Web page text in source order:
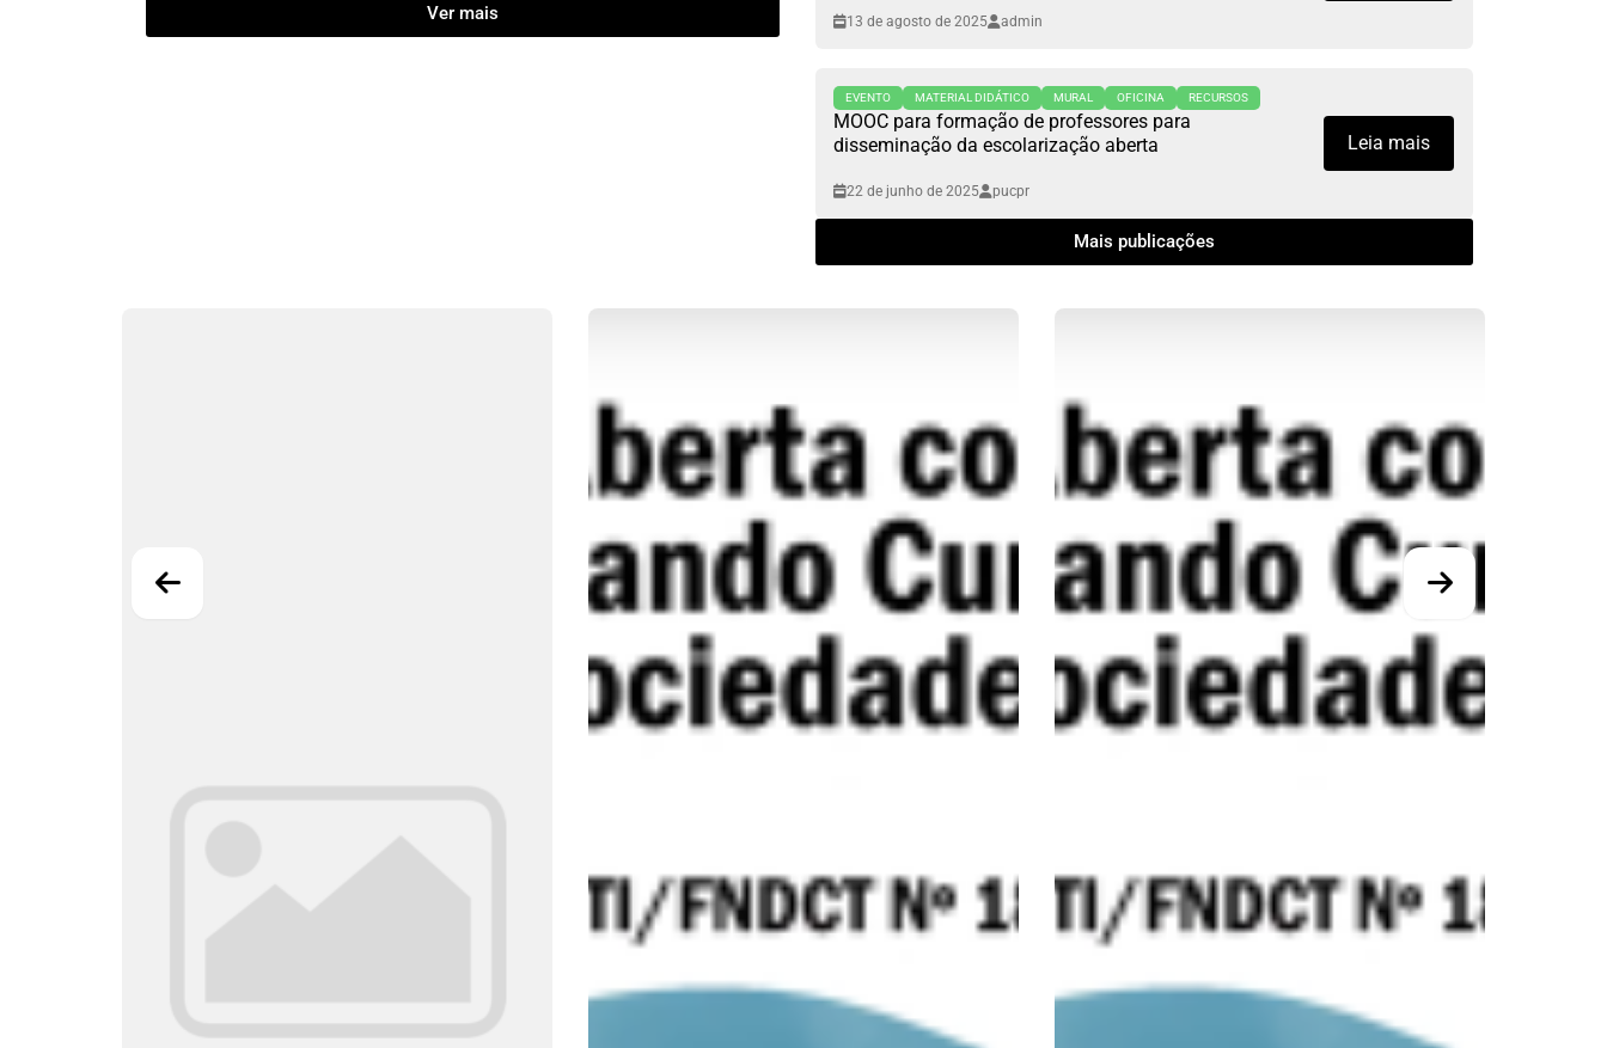
Ver mais 13 de agosto de 2025 admin
EVENTO MATERIAL DIDÁTICO MURAL OFICINA RECURSOS
MOOC para formação de professores para
disseminação da escolarização aberta
22 de junho de 2025 pucpr
Leia mais
Mais publicações